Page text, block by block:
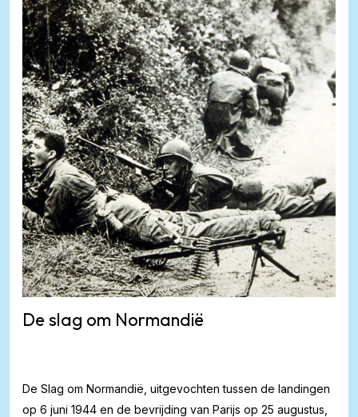
De slag om Normandië
De Slag om Normandië, uitgevochten tussen de landingen
op 6 juni 1944 en de bevrijding van Parijs op 25 augustus,